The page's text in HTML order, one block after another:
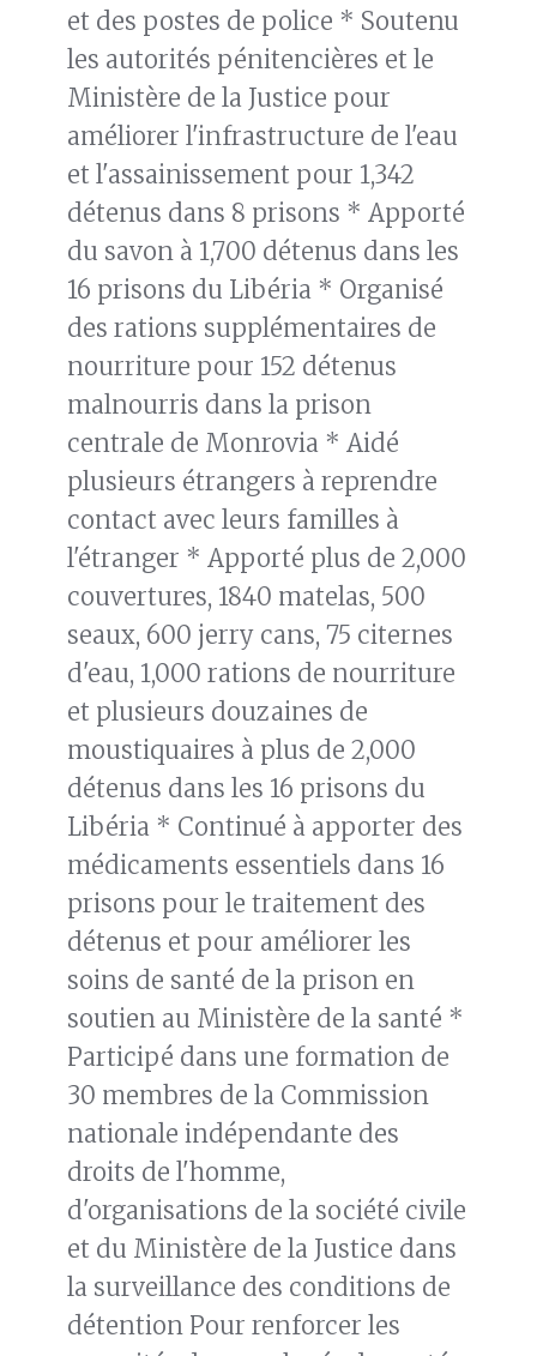
et des postes de police * Soutenu
les autorités pénitencières et le
Ministère de la Justice pour
améliorer l'infrastructure de l'eau
et l'assainissement pour 1,342
détenus dans 8 prisons * Apporté
du savon à 1,700 détenus dans les
16 prisons du Libéria * Organisé
des rations supplémentaires de
nourriture pour 152 détenus
malnourris dans la prison
centrale de Monrovia * Aidé
plusieurs étrangers à reprendre
contact avec leurs familles à
l'étranger * Apporté plus de 2,000
couvertures, 1840 matelas, 500
seaux, 600 jerry cans, 75 citernes
d'eau, 1,000 rations de nourriture
et plusieurs douzaines de
moustiquaires à plus de 2,000
détenus dans les 16 prisons du
Libéria * Continué à apporter des
médicaments essentiels dans 16
prisons pour le traitement des
détenus et pour améliorer les
soins de santé de la prison en
soutien au Ministère de la santé *
Participé dans une formation de
30 membres de la Commission
nationale indépendante des
droits de l'homme,
d'organisations de la société civile
et du Ministère de la Justice dans
la surveillance des conditions de
détention Pour renforcer les